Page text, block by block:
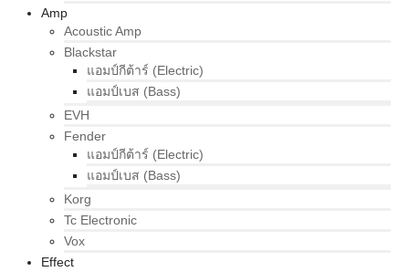
Amp
Acoustic Amp
Blackstar
แอมป์กีต้าร์ (Electric)
แอมป์เบส (Bass)
EVH
Fender
แอมป์กีต้าร์ (Electric)
แอมป์เบส (Bass)
Korg
Tc Electronic
Vox
Effect